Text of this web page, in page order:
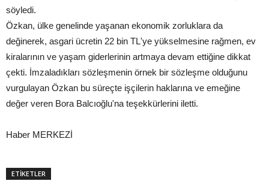
söyledi.
Özkan, ülke genelinde yaşanan ekonomik zorluklara da
değinerek, asgari ücretin 22 bin TL'ye yükselmesine rağmen, ev
kiralarının ve yaşam giderlerinin artmaya devam ettiğine dikkat
çekti. İmzaladıkları sözleşmenin örnek bir sözleşme olduğunu
vurgulayan Özkan bu süreçte işçilerin haklarına ve emeğine
değer veren Bora Balcıoğlu'na teşekkürlerini iletti.
Haber MERKEZİ
ETİKETLER